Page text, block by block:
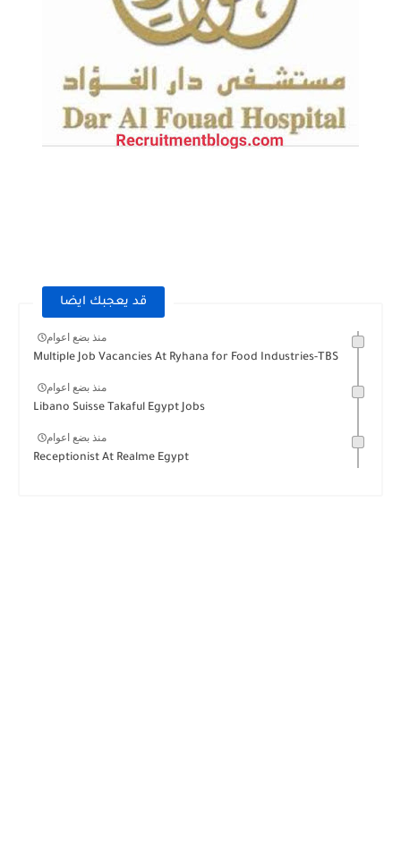
قد يعجبك ايضا
منذ بضع اعوام
Multiple Job Vacancies At Ryhana for Food Industries-TBS
منذ بضع اعوام
Libano Suisse Takaful Egypt Jobs
منذ بضع اعوام
Receptionist At Realme Egypt